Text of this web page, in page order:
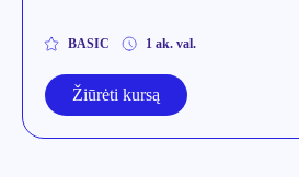
BASIC 1 ak. val.
Žiūrėti kursą